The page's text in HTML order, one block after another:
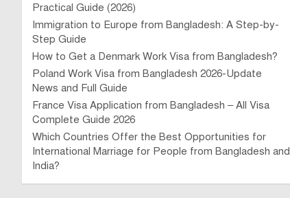
Practical Guide (2026)
Immigration to Europe from Bangladesh: A Step-by-
Step Guide
How to Get a Denmark Work Visa from Bangladesh?
Poland Work Visa from Bangladesh 2026-Update
News and Full Guide
France Visa Application from Bangladesh – All Visa
Complete Guide 2026
Which Countries Offer the Best Opportunities for
International Marriage for People from Bangladesh and
India?